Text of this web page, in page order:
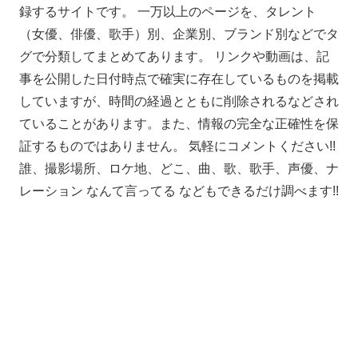
録するサイトです。 一万以上のページを、タレント
（女優、俳優、歌手）別、企業別、ブランド別などでタ
グで分類してまとめてあります。 リンクや動画は、記
事を公開した日付時点で確実に存在しているものを掲載
していますが、時間の経過とともに削除されるなどされ
ていることがあります。また、情報の完全な正確性を保
証するものではありません。 気軽にコメントください!!
誰、撮影場所、ロケ地、どこ、曲、歌、歌手、声優、ナ
レーション なんて言ってる などもできるだけ調べます!!